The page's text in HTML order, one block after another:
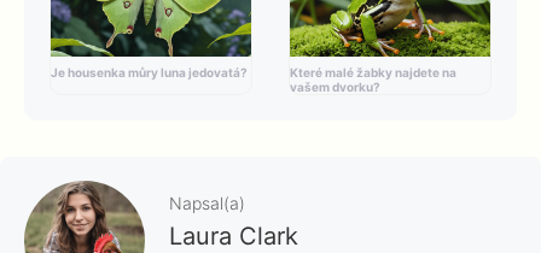
Je housenka můry luna jedovatá?
Které malé žabky najdete na
vašem dvorku?
Napsal(a)
Laura Clark